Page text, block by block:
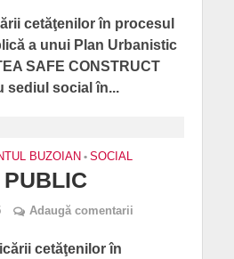
cetăţenilor în procesul
a unui Plan Urbanistic
SAFE CONSTRUCT
sediul social în...
BUZOIAN • SOCIAL
Adaugă comentarii
cetăţenilor în